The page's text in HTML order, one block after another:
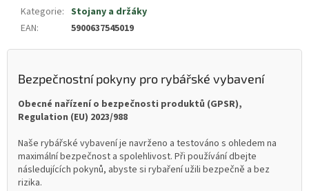
Kategorie: Stojany a držáky
EAN: 5900637545019
Bezpečnostní pokyny pro rybářské vybavení
Obecné nařízení o bezpečnosti produktů (GPSR),
Regulation (EU) 2023/988
Naše rybářské vybavení je navrženo a testováno s ohledem na
maximální bezpečnost a spolehlivost. Při používání dbejte
následujících pokynů, abyste si rybaření užili bezpečně a bez
rizika.